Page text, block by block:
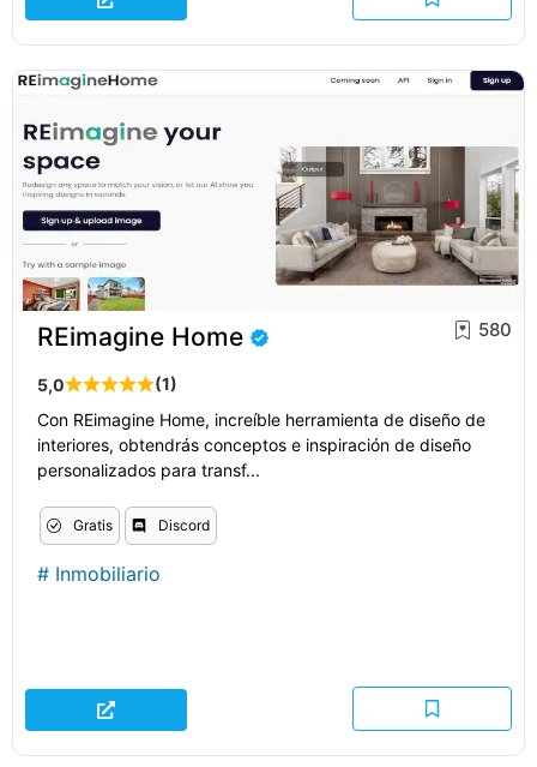
REimagine Home
5,0 (1)
580
Con REimagine Home, increíble herramienta de diseño de
interiores, obtendrás conceptos e inspiración de diseño
personalizados para transf...
Gratis Discord
# Inmobiliario